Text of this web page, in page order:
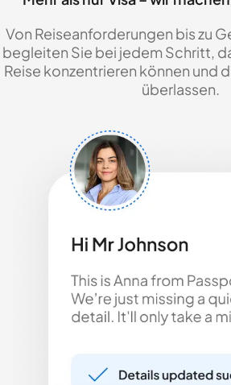
Von Reiseanforderungen bis zu
begleiten Sie bei jedem Schritt,
Reise konzentrieren können und
überlassen.